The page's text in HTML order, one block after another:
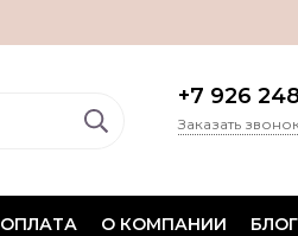
+7 926
Заказать
ОПЛАТА О КОМПАНИИ БЛОГ